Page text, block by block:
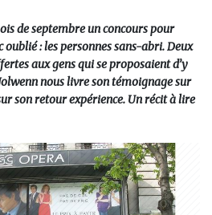
de septembre un concours pour
: les personnes sans-abri. Deux
aux gens qui se proposaient d’y
nous livre son témoignage sur
son retour expérience. Un récit à lire